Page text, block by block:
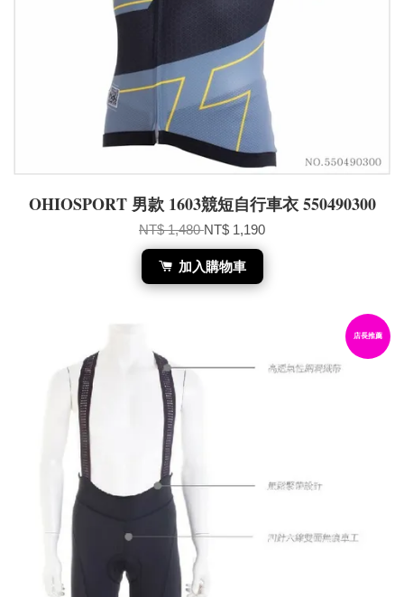
OHIOSPORT 男款 1603競短自行車衣 550490300
NT$ 1,480NT$ 1,190
加入購物車
店長推薦